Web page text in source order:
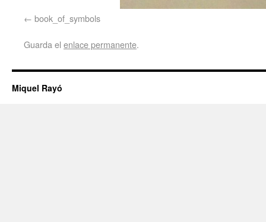
book_of_symbols
Guarda el enlace permanente.
Miquel Rayó